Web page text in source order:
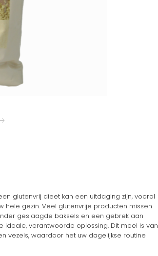
glutenvrij dieet kan een uitdaging zijn, vooral
gezin. Veel glutenvrije producten missen
geslaagde baksels en een gebrek aan
ideale, verantwoorde oplossing. Dit meel is van
vezels, waardoor het uw dagelijkse routine